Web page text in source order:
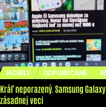
MOBILY ODPORÚČANÉ
Kráľ neporazený. Samsung
zásadnej veci